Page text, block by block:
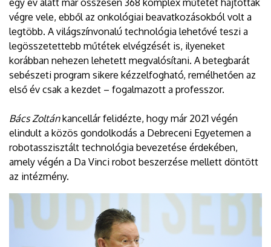
egy év alatt már összesen 368 komplex műtétet hajtottak
végre vele, ebből az onkológiai beavatkozásokból volt a
legtöbb. A világszínvonalú technológia lehetővé teszi a
legösszetettebb műtétek elvégzését is, ilyeneket
korábban nehezen lehetett megvalósítani. A betegbarát
sebészeti program sikere kézzelfogható, remélhetően az
első év csak a kezdet – fogalmazott a professzor.
Bács Zoltánkancellár felidézte, hogy már 2021 végén
elindult a közös gondolkodás a Debreceni Egyetemen a
robotasszisztált technológia bevezetése érdekében,
amely végén a Da Vinci robot beszerzése mellett döntött
az intézmény.